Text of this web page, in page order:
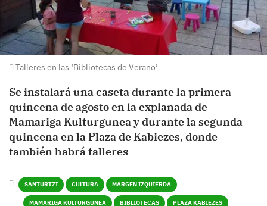
Talleres en las ‘Bibliotecas de Verano’
Se instalará una caseta durante la primera
quincena de agosto en la explanada de
Mamariga Kulturgunea y durante la segunda
quincena en la Plaza de Kabiezes, donde
también habrá talleres
SANTURTZI CULTURA MARGEN IZQUIERDA
MAMARIGA KULTURGUNEA BIBLIOTECAS PLAZA KABIEZES